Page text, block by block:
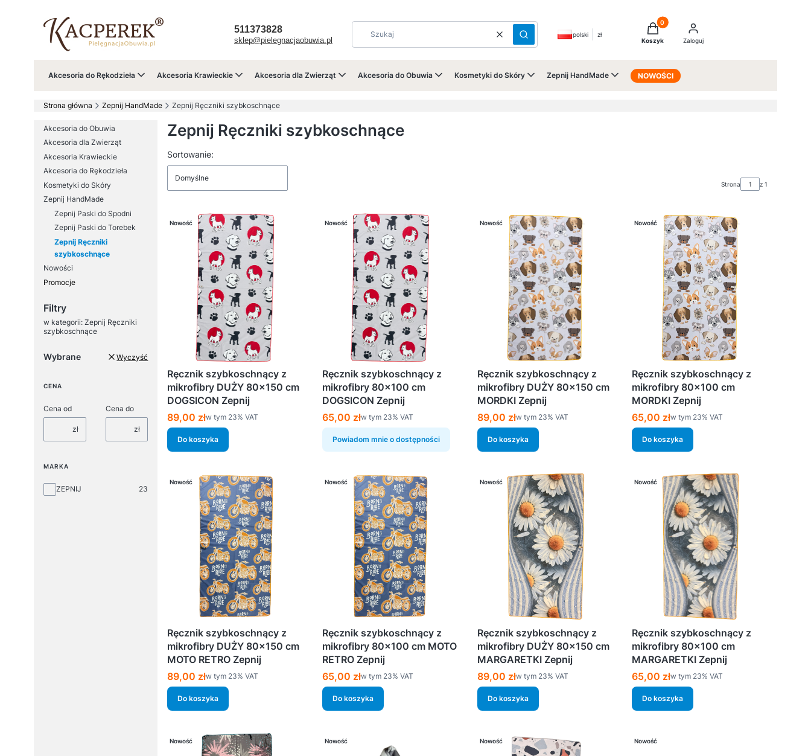
511373828
sklep@pielegnacjaobuwia.pl WyczyśćSzukaj
polski zł
Produkty w koszyku: 0. Zobacz szczegóły
Koszyk Zaloguj
Akcesoria do Rękodzieła Akcesoria Krawieckie Akcesoria dla Zwierząt Akcesoria do Obuwia Kosmetyki do Skóry Zepnij HandMade NOWOŚCI
Strona główna Zepnij HandMade Zepnij Ręczniki szybkoschnące
Akcesoria do Obuwia
Akcesoria dla Zwierząt
Akcesoria Krawieckie
Akcesoria do Rękodzieła
Kosmetyki do Skóry
Zepnij HandMade
Zepnij Paski do Spodni
Zepnij Paski do Torebek
Zepnij Ręczniki
szybkoschnące
Nowości
Promocje
Filtry
w kategorii: Zepnij Ręczniki
szybkoschnące
Wybrane Wyczyść
CENA
Cena od
zł
Cena do
zł
MARKA
MarkaZEPNIJ 23
Zepnij Ręczniki szybkoschnące
Lista produktów
Sortowanie:
Domyślne
Strona z 1
Nowość
Ręcznik szybkoschnący z
mikrofibry DUŻY 80×150 cm
DOGSICON Zepnij
Cena brutto
89,00 złw tym %s VAT
w tym 23% VAT
Do koszyka
Nowość
Ręcznik szybkoschnący z
mikrofibry 80×100 cm
DOGSICON Zepnij
Cena brutto
65,00 złw tym %s VAT
w tym 23% VAT
Powiadom mnie o dostępności
Nowość
Ręcznik szybkoschnący z
mikrofibry DUŻY 80×150 cm
MORDKI Zepnij
Cena brutto
89,00 złw tym %s VAT
w tym 23% VAT
Do koszyka
Nowość
Ręcznik szybkoschnący z
mikrofibry 80×100 cm
MORDKI Zepnij
Cena brutto
65,00 złw tym %s VAT
w tym 23% VAT
Do koszyka
Nowość
Ręcznik szybkoschnący z
mikrofibry DUŻY 80×150 cm
MOTO RETRO Zepnij
Cena brutto
89,00 złw tym %s VAT
w tym 23% VAT
Do koszyka
Nowość
Ręcznik szybkoschnący z
mikrofibry 80×100 cm MOTO
RETRO Zepnij
Cena brutto
65,00 złw tym %s VAT
w tym 23% VAT
Do koszyka
Nowość
Ręcznik szybkoschnący z
mikrofibry DUŻY 80×150 cm
MARGARETKI Zepnij
Cena brutto
89,00 złw tym %s VAT
w tym 23% VAT
Do koszyka
Nowość
Ręcznik szybkoschnący z
mikrofibry 80×100 cm
MARGARETKI Zepnij
Cena brutto
65,00 złw tym %s VAT
w tym 23% VAT
Do koszyka
Nowość Nowość Nowość Nowość